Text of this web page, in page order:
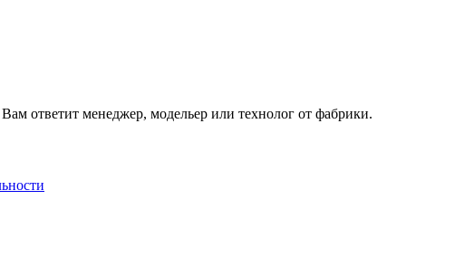
ответит менеджер, модельер или технолог от фабрики.